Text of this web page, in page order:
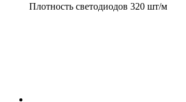
Плотность светодиодов 320 шт/м